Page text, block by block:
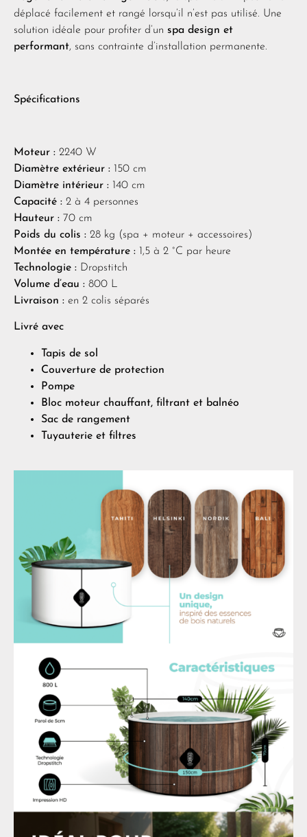
déplacé facilement et rangé lorsqu’il n’est pas utilisé. Une
solution idéale pour profiter d’un spa design et
performant, sans contrainte d’installation permanente.
Spécifications
Moteur : 2240 W
Diamètre extérieur : 150 cm
Diamètre intérieur : 140 cm
Capacité : 2 à 4 personnes
Hauteur : 70 cm
Poids du colis : 28 kg (spa + moteur + accessoires)
Montée en température : 1,5 à 2 °C par heure
Technologie : Dropstitch
Volume d’eau : 800 L
Livraison : en 2 colis séparés
Livré avec
Tapis de sol
Couverture de protection
Pompe
Bloc moteur chauffant, filtrant et balnéo
Sac de rangement
Tuyauterie et filtres